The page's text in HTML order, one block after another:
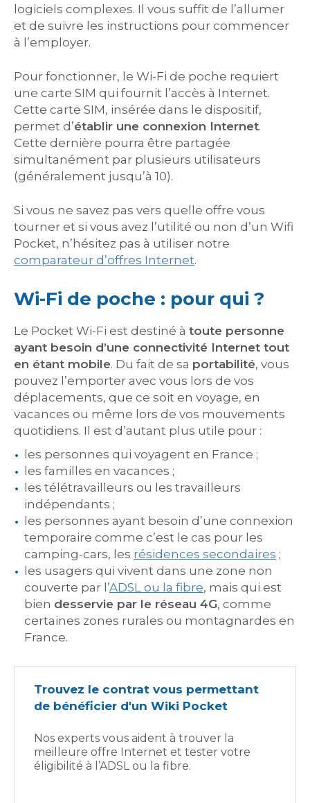
logiciels complexes. Il vous suffit de l’allumer
et de suivre les instructions pour commencer
à l’employer.
Pour fonctionner, le Wi-Fi de poche requiert
une carte SIM qui fournit l’accès à Internet.
Cette carte SIM, insérée dans le dispositif,
permet d’établir une connexion Internet.
Cette dernière pourra être partagée
simultanément par plusieurs utilisateurs
(généralement jusqu’à 10).
Si vous ne savez pas vers quelle offre vous
tourner et si vous avez l’utilité ou non d’un Wifi
Pocket, n’hésitez pas à utiliser notre
comparateur d’offres Internet.
Wi-Fi de poche : pour qui ?
Le Pocket Wi-Fi est destiné à toute personne
ayant besoin d’une connectivité Internet tout
en étant mobile. Du fait de sa portabilité, vous
pouvez l’emporter avec vous lors de vos
déplacements, que ce soit en voyage, en
vacances ou même lors de vos mouvements
quotidiens. Il est d’autant plus utile pour :
les personnes qui voyagent en France ;
les familles en vacances ;
les télétravailleurs ou les travailleurs
indépendants ;
les personnes ayant besoin d’une connexion
temporaire comme c’est le cas pour les
camping-cars, les résidences secondaires ;
les usagers qui vivent dans une zone non
couverte par l’ADSL ou la fibre, mais qui est
bien desservie par le réseau 4G, comme
certaines zones rurales ou montagnardes en
France.
Trouvez le contrat vous permettant
de bénéficier d'un Wiki Pocket
Nos experts vous aident à trouver la
meilleure offre Internet et tester votre
éligibilité à l’ADSL ou la fibre.